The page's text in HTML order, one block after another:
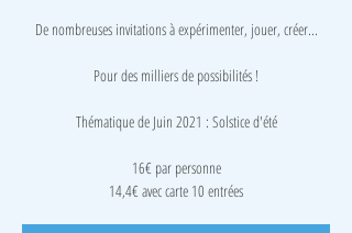
De nombreuses invitations à expérimenter, jouer, créer...
Pour des milliers de possibilités !
Thématique de Juin 2021 : Solstice d'été
16€ par personne
14,4€ avec carte 10 entrées